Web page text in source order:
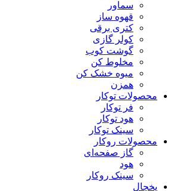
سماور
قهوه ساز
کتری برقی
کولر گازی
گوشت کوب
مخلوط کن
میوه خشک کن
همزن
محصولات توکار
فر توکار
هود توکار
سینک توکار
محصولات روکار
گاز صفحه‌ای
هود
سینک روکار
یخچال